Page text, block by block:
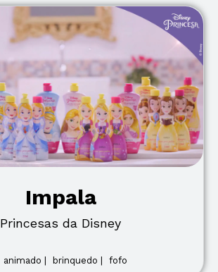
Impala
Princesas da Disney
animado | brinquedo | fofo